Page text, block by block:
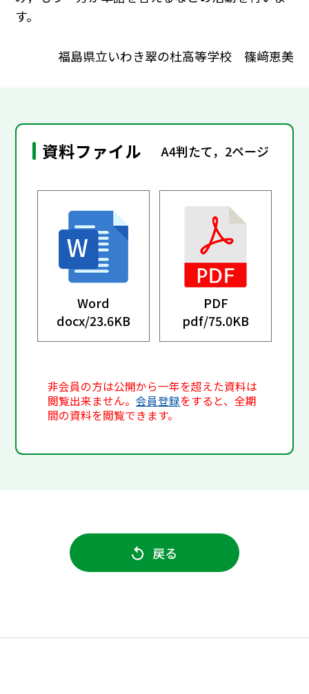
す。
福島県立いわき翠の杜高等学校 篠﨑恵美
資料ファイル A4判たて，2ページ
Word
docx/23.6KB
PDF
pdf/75.0KB
非会員の方は公開から一年を超えた資料は
閲覧出来ません。会員登録をすると、全期
間の資料を閲覧できます。
戻る